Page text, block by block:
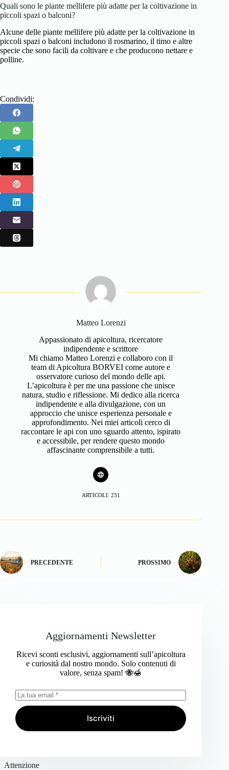
Quali sono le piante mellifere più adatte per la coltivazione in
piccoli spazi o balconi?
Alcune delle piante mellifere più adatte per la coltivazione in
piccoli spazi o balconi includono il rosmarino, il timo e altre
specie che sono facili da coltivare e che producono nettare e
polline.
Condividi:
Matteo Lorenzi
Appassionato di apicoltura, ricercatore
indipendente e scrittore
Mi chiamo Matteo Lorenzi e collaboro con il
team di Apicoltura BORVEI come autore e
osservatore curioso del mondo delle api.
L’apicoltura è per me una passione che unisce
natura, studio e riflessione. Mi dedico alla ricerca
indipendente e alla divulgazione, con un
approccio che unisce esperienza personale e
approfondimento. Nei miei articoli cerco di
raccontare le api con uno sguardo attento, ispirato
e accessibile, per rendere questo mondo
affascinante comprensibile a tutti.
ARTICOLI: 231
PRECEDENTE PROSSIMO
Aggiornamenti Newsletter
Ricevi sconti esclusivi, aggiornamenti sull’apicoltura
e curiosità dal nostro mondo. Solo contenuti di
valore, senza spam! 🐝🍯
Iscriviti
Attenzione